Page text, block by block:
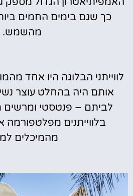
כך שגם בימים החמים
מהשמש.
לווייתני הבלוגה היו אחד
אותם היה בהחלט עוצר
לביתם – פנטסטי ומרשים
בלווייתנים מפלטפורמה
מהמיכלים